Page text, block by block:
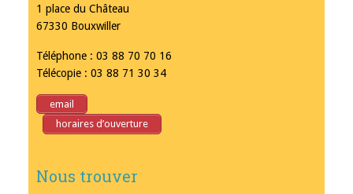
1 place du Château
67330 Bouxwiller
Téléphone : 03 88 70 70 16
Télécopie : 03 88 71 30 34
email
horaires d’ouverture
Nous trouver